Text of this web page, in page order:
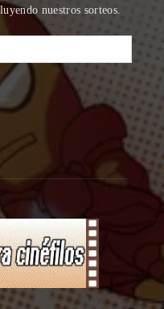
nuestros sorteos.